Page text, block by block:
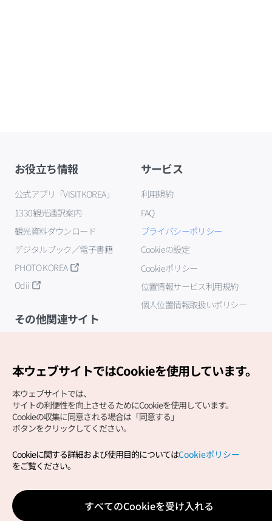
お役立ち情報
公式アプリ「VISITKOREA」
1330観光通訳案内
観光資料ダウンロード
デジタルブック／電子書籍
PHOTO KOREA
Odii
サービス
利用規約
FAQ
プライバシーポリシー
Cookieの設定
Cookieポリシー
位置情報サービス利用規約
個人位置情報取扱いポリシー
その他関連サイト
Copyright (c) Korea Tourism Organization All Rights
サイトエラー報告公式メール
japanese@knto.or.kr
本ウェブサイトではCookieを使用しています。
本ウェブサイトでは、
サイトの利便性を向上させるためにCookieを使用しています。
Cookieの収集に同意される場合は「同意する」
ボタンをクリックしてください。
Cookieに関する詳細および使用目的についてはCookieポリシー
をご覧ください。
すべてのCookieを受け入れる